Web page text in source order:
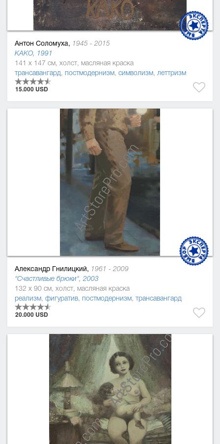
Антон Соломуха, 1945 - 2015
KAKO, 1991
141 x 147 см, холст, масляная краска
трансавангард, постмодернизм, символизм, леттризм
15.000 USD
Александр Гнилицкий, 1961 - 2009
"Счастливые брюки", 2003
132 x 90 см, холст, масляная краска
реализм, фигуратив, постмодернизм, трансавангард
20.000 USD